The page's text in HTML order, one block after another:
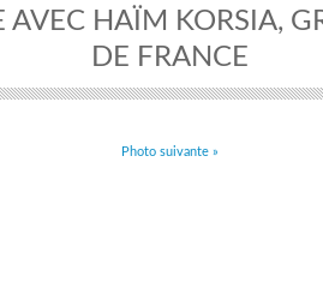
AVEC HAÏM KORSIA,
DE FRANCE
Photo suivante »